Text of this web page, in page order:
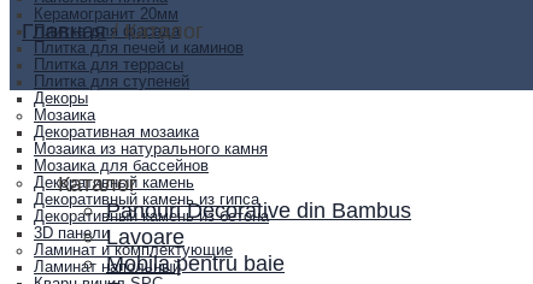
Керамогранит 20мм
Плитка для фасада
Плитка для печей и каминов
Плитка для террасы
Плитка для ступеней
Декоры
Мозаика
Декоративная мозаика
Мозаика из натурального камня
Мозаика для бассейнов
Декоративный камень
Декоративный камень из гипса
Декоративный камень из бетона
3D панели
Ламинат и комплектующие
Ламинат напольный
Главная /Каталог
Каталог
Panouri Decorative din Bambus
Lavoare
Mobila pentru baie